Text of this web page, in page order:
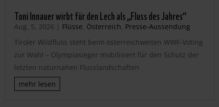
Toni Innauer wirbt für den Lech als „Fluss des Jahres“
Aug. 5, 2026 | Flüsse, Österreich, Presse-Aussendung
Tiroler Wildfluss steht beim österreichweiten WWF-Voting
zur Wahl – Olympiasieger mobilisiert für den Schutz der
letzten naturnahen Flusslandschaften
mehr lesen